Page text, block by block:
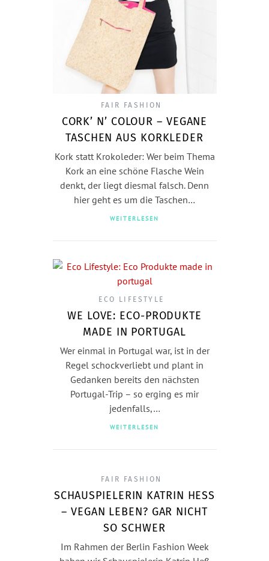
FAIR FASHION
CORK’ N’ COLOUR – VEGANE
TASCHEN AUS KORKLEDER
Kork statt Krokoleder: Wer beim Thema
Kork an eine schöne Flasche Wein
denkt, der liegt diesmal falsch. Denn
hier geht es um die Taschen…
WEITERLESEN
ECO LIFESTYLE
WE LOVE: ECO-PRODUKTE
MADE IN PORTUGAL
Wer einmal in Portugal war, ist in der
Regel schockverliebt und plant in
Gedanken bereits den nächsten
Portugal-Trip – so erging es mir
jedenfalls,…
WEITERLESEN
FAIR FASHION
SCHAUSPIELERIN KATRIN HESS –
VEGAN LEBEN? GAR NICHT S
O SCHWER
Im Rahmen der Berlin Fashion Week